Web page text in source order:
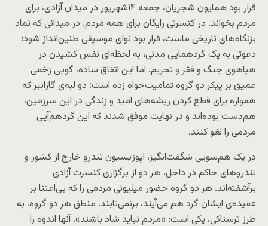
قرار بود همایون شجریان، جمعه ۱۴شهریور در میدان آزادی، برای
مردم بخواند. در کنسرتی رایگان برای همه مردم. در میدانی که نماد
بزنگاه‌های تاریخی ماست، قرار بود نوای موسیقی طنین‌انداز شود؛
دعوتی به یک گردهمایی مدنی، به لحظه‌ای نفس کشیدن در
هیاهوی جنگ و فقر و تحریم. اما این اتفاق ساده، گویی زخمی
عمیق بر پیکر دو گروه تمامیت‌خواه زده است؛ دو لبه‌ی گازانبر که
همواره برای قطع کردن ریشه‌های امید و زندگی در این سرزمین،
هم‌دست بوده‌اند و در نهایت موفق شدند که این گردهم‌آیی
مردمی را لغو کنند.
در یک هم‌سویی شگفت‌انگیز، اپوزیسیون تندرو خارج از کشور و
تندروهای حاکم در داخل، هر دو از برگزاری کنسرت آزادی
برآشفته‌اند. هر دو گروه حضور میلیونی مردمی را که بی‌اعتنا بر
عقیده‌ی ایشان گرد هم می‌آیند، برنمی‌تابند. منطق هر دو گروه، به
طرز ترسناکی، یکی است: «مردم نباید شاد باشند». آنها اندوه را